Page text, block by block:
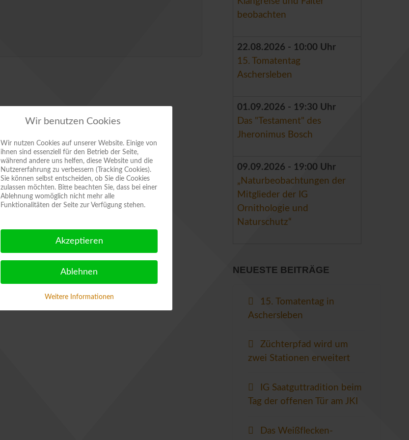
beobachten
22.08.2026 - 10:00 Uhr
15. Tomatentag
Aschersleben
01.09.2026 - 19:30 Uhr
Das "Testament" des
Jheronimus Bosch
09.09.2026 - 19:00 Uhr
„Naturbeobachtungen der
Mitglieder der IG
Ornithologie und
Naturschutz“
NEUESTE BEITRÄGE
15. Tomatentag in
Aschersleben
Züchterpfad wird um
zwei Stationen erweitert
IG Saatguttradition beim
Tag der offenen Tür am JKI
Das Weißflecken-
Wir benutzen Cookies
Wir nutzen Cookies auf unserer Website. Einige von
ihnen sind essenziell für den Betrieb der Seite,
während andere uns helfen, diese Website und die
Nutzererfahrung zu verbessern (Tracking Cookies).
Sie können selbst entscheiden, ob Sie die Cookies
zulassen möchten. Bitte beachten Sie, dass bei einer
Ablehnung womöglich nicht mehr alle
Funktionalitäten der Seite zur Verfügung stehen.
Akzeptieren
Ablehnen
Weitere Informationen